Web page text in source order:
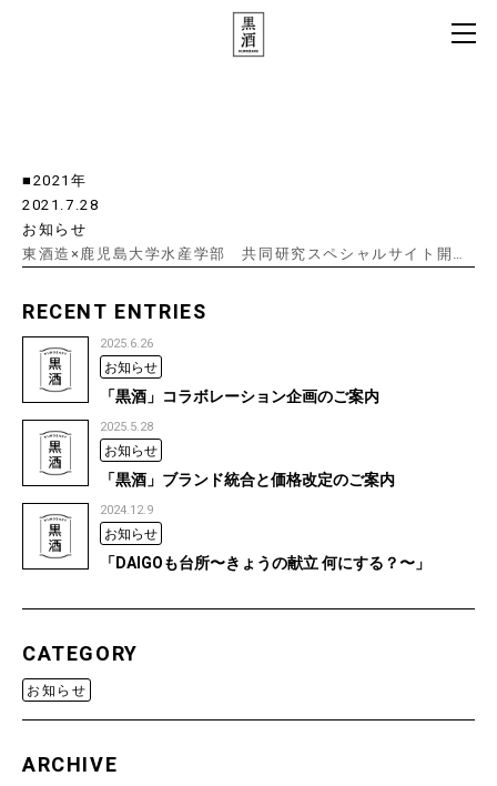
お知らせ一覧
■2021年
2021.7.28
お知らせ
東酒造×鹿児島大学水産学部 共同研究スペシャルサイト開…
RECENT ENTRIES
2025.6.26
お知らせ
「黒酒」コラボレーション企画のご案内
2025.5.28
お知らせ
「黒酒」ブランド統合と価格改定のご案内
2024.12.9
お知らせ
「DAIGOも台所〜きょうの献立 何にする？〜」
CATEGORY
お知らせ
ARCHIVE